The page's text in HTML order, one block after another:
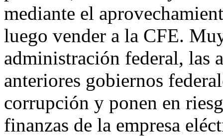
mediante el
luego vender a la CFE.
administración federal, las
anteriores gobiernos
corrupción y ponen en
finanzas de la empresa